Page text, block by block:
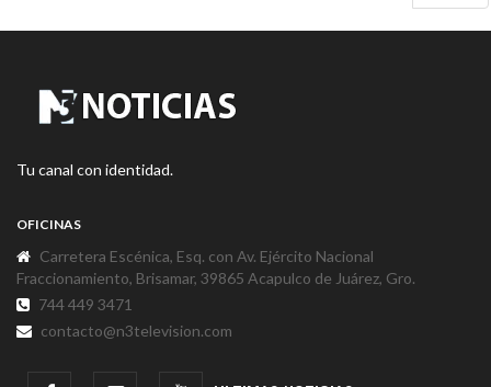
Tu canal con identidad.
OFICINAS
Carretera Escénica, Esq. con Av. Ejército Nacional
Fraccionamiento, Brisamar, 39865 Acapulco de Juárez, Gro.
744 449 3471
contacto@n3television.com